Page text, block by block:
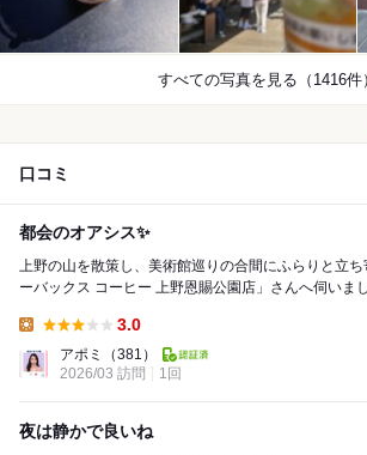
すべての写真を見る（1416件
口コミ
都会のオアシス✨
上野の山を散策し、美術館巡りの合間にふらりと立
ーバックス コーヒー 上野恩賜公園店」さんへ伺いました 公園の景観
3.0
アポミ
（381）
2026/03 訪問
1回
夜は静かで良いね